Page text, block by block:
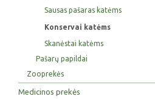
Sausas pašaras katėms
Konservai katėms
Skanėstai katėms
Pašarų papildai
Zooprekės
Medicinos prekės